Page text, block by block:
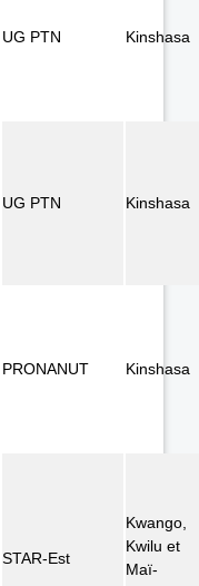
UG PTN Kinshasa
UG PTN Kinshasa
PRONANUT Kinshasa
STAR-Est
Kwango,
Kwilu et
Maï-